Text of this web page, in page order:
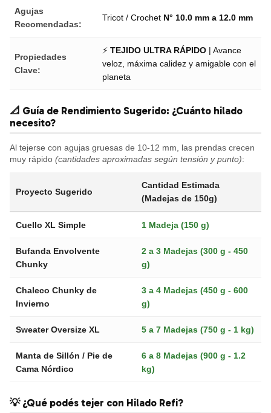
Agujas
Recomendadas:
Tricot / Crochet N° 10.0 mm a 12.0 mm
Propiedades
Clave:
⚡ TEJIDO ULTRA RÁPIDO | Avance
veloz, máxima calidez y amigable con el
planeta
📐 Guía de Rendimiento Sugerido: ¿Cuánto hilado
necesito?
Al tejerse con agujas gruesas de 10-12 mm, las prendas crecen
muy rápido (cantidades aproximadas según tensión y punto):
Proyecto Sugerido
Cantidad Estimada
(Madejas de 150g)
Cuello XL Simple 1 Madeja (150 g)
Bufanda Envolvente
Chunky
2 a 3 Madejas (300 g - 450
g)
Chaleco Chunky de
Invierno
3 a 4 Madejas (450 g - 600
g)
Sweater Oversize XL 5 a 7 Madejas (750 g - 1 kg)
Manta de Sillón / Pie de
Cama Nórdico
6 a 8 Madejas (900 g - 1.2
kg)
💡 ¿Qué podés tejer con Hilado Refi?